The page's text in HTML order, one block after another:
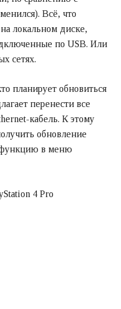
Всё, что
локальном диске,
по USB. Или
сетях.
планирует обновиться
перенести все
кабель. К этому
обновление
в меню